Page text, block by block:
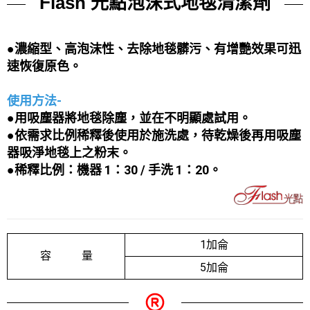
●濃縮型、高泡沫性、去除地毯髒污、有增艷效果可迅
速恢復原色。
使用方法-
●用吸塵器將地毯除塵，並在不明顯處試用。
●依需求比例稀釋後使用於施洗處，待乾燥後再用吸塵
器吸淨地毯上之粉末。
●稀釋比例：機器 1：30 / 手洗 1：20。
容 量
1加侖
5加侖